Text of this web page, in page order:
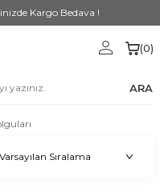
Kargo Bedava !
ARA
(0)